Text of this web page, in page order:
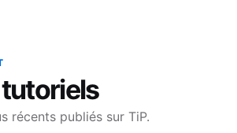
récents publiés sur TiP.